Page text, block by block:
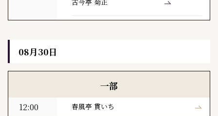
古今亭 菊正
08月30日
一部
12:00 春風亭 貫いち